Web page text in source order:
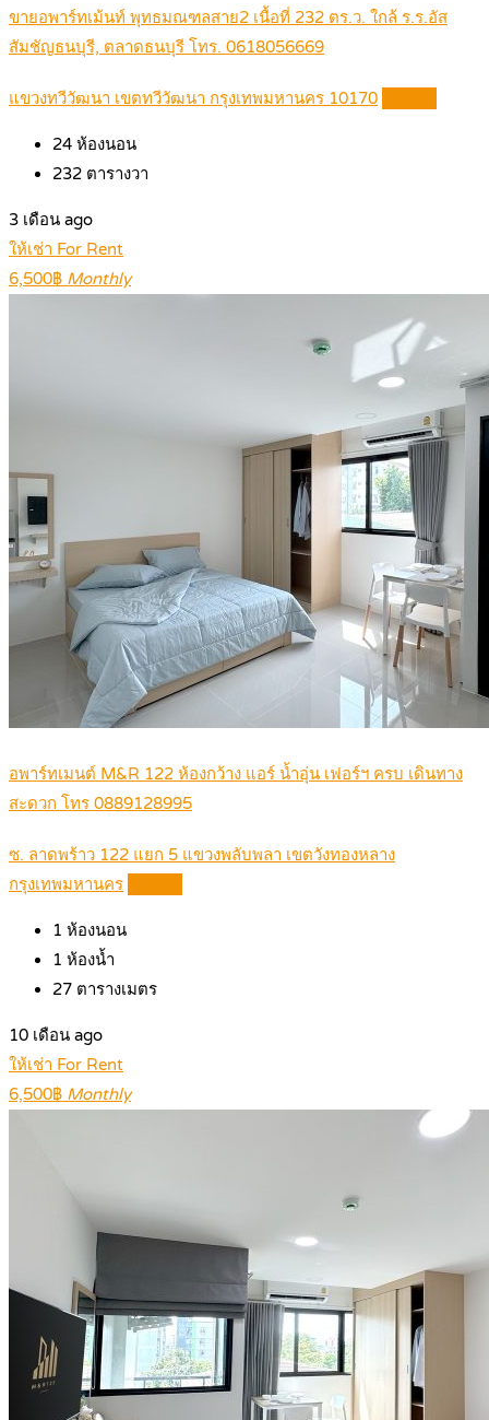
ขายอพาร์ทเม้นท์ พุทธมณฑลสาย2 เนื้อที่ 232 ตร.ว. ใกล้ ร.ร.อัส
สัมชัญธนบุรี, ตลาดธนบุรี โทร. 0618056669
แขวงทวีวัฒนา เขตทวีวัฒนา กรุงเทพมหานคร 10170
24 ห้องนอน
232 ตารางวา
3 เดือน ago
ให้เช่า For Rent
6,500฿ Monthly
อพาร์ทเมนต์ M&R 122 ห้องกว้าง แอร์ น้ำอุ่น เฟอร์ฯ ครบ เดินทาง
สะดวก โทร 0889128995
ซ. ลาดพร้าว 122 แยก 5 แขวงพลับพลา เขตวังทองหลาง
กรุงเทพมหานคร
1 ห้องนอน
1 ห้องน้ำ
27 ตารางเมตร
10 เดือน ago
ให้เช่า For Rent
6,500฿ Monthly